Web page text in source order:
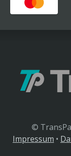
©
Impressum •